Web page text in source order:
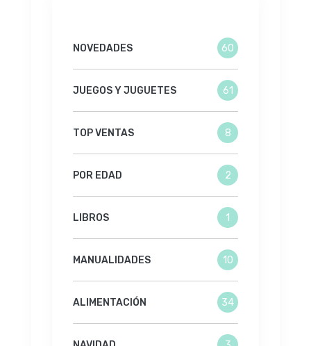
NOVEDADES 60
JUEGOS Y JUGUETES 61
TOP VENTAS 8
POR EDAD 2
LIBROS 1
MANUALIDADES 10
ALIMENTACIÓN 34